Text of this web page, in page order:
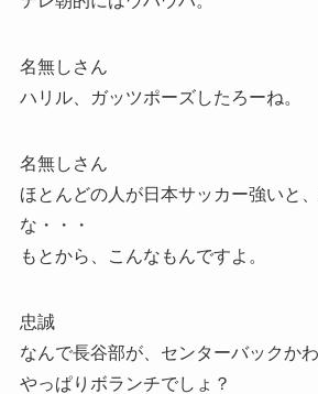
名無しさん
ハリル、ガッツポーズしたろーね。
名無しさん
ほとんどの人が日本サッカー強いと
な・・・
もとから、こんなもんですよ。
忠誠
なんで長谷部が、センターバックかわ
やっぱりボランチでしょ？